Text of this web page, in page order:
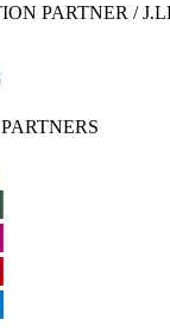
PARTNER /